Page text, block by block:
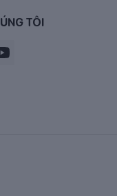
hòa tan (FOS).
TÔI